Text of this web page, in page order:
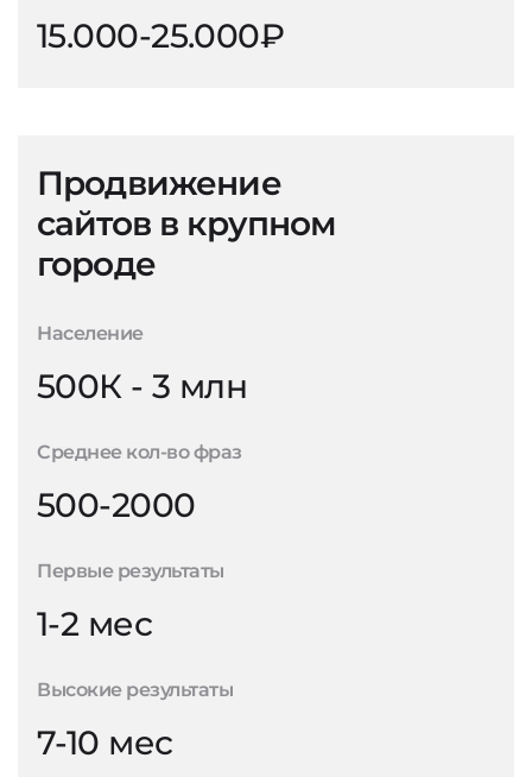
15.000-25.000₽
Продвижение
сайтов в крупном
городе
Население
500К - 3 млн
Среднее кол-во фраз
500-2000
Первые результаты
1-2 мес
Высокие результаты
7-10 мес